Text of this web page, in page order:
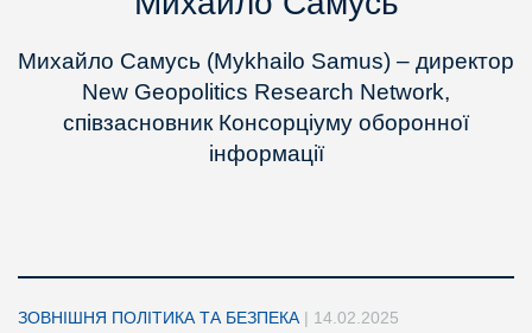
Михайло Самусь (Mykhailo Samus) – директор
New Geopolitics Research Network,
співзасновник Консорціуму оборонної
інформації
ЗОВНІШНЯ ПОЛІТИКА ТА БЕЗПЕКА | 14.02.2025